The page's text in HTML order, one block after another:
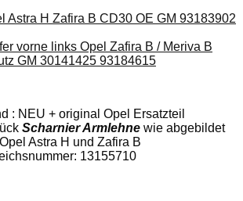
: NEU + original Opel Ersatzteil
Scharnier Armlehne wie abgebildet
Astra H und Zafira B
13155710